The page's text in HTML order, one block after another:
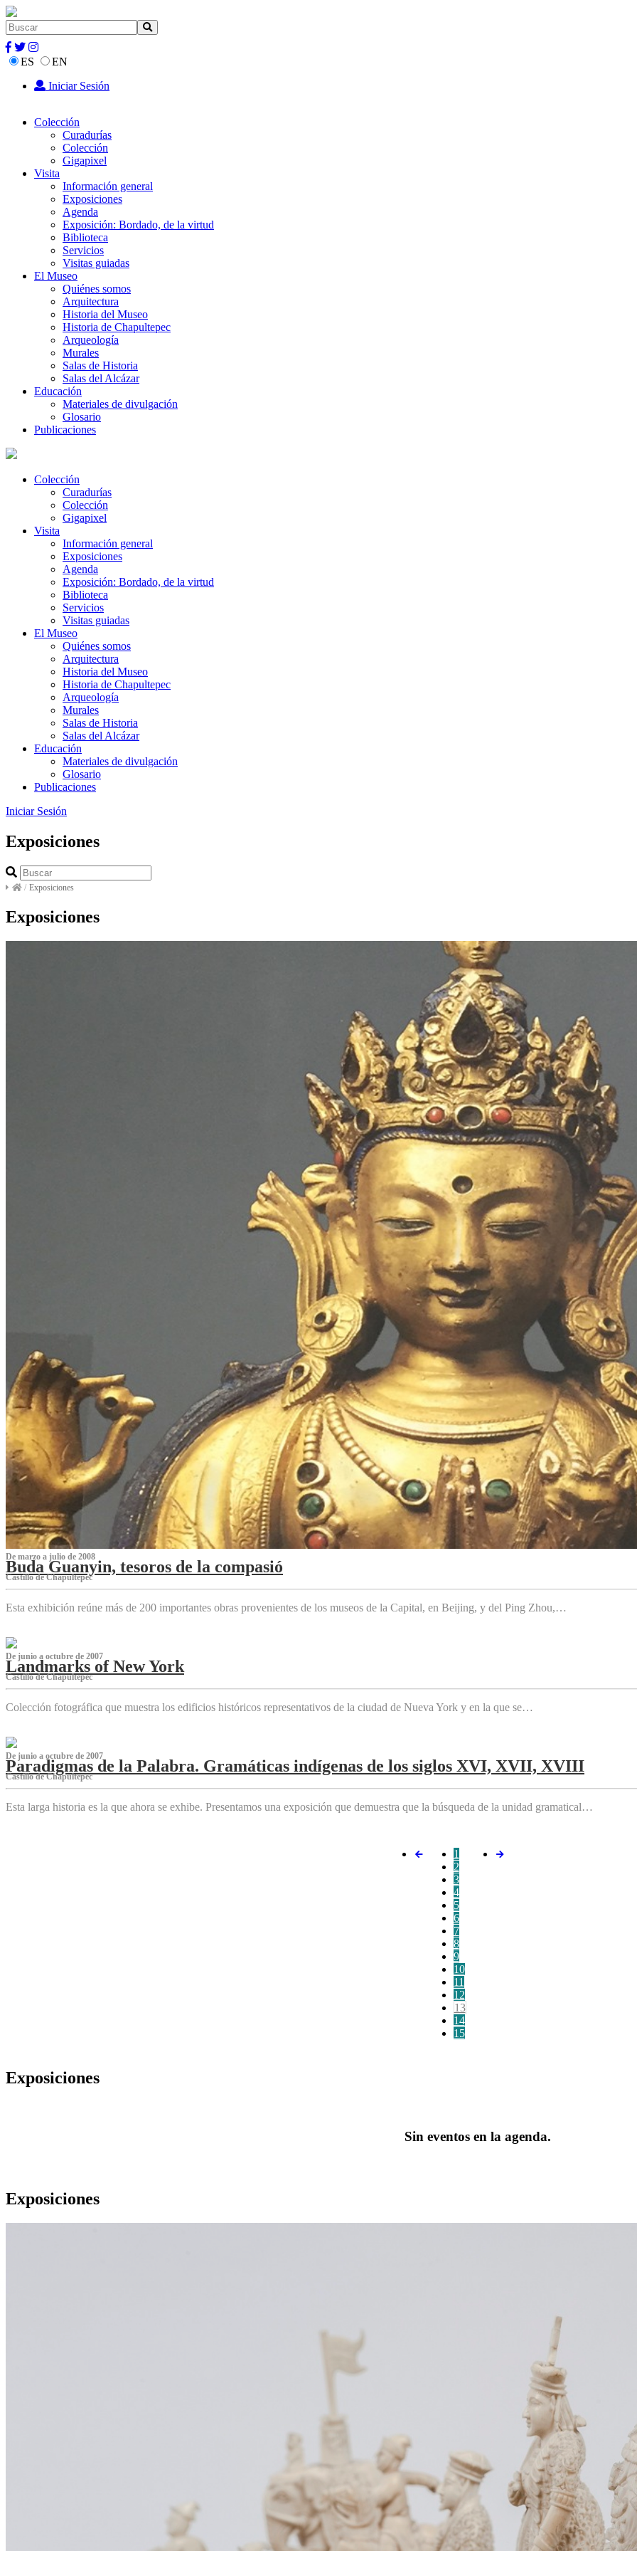
ES
EN
Iniciar Sesión
Colección
Curadurías
Colección
Gigapixel
Visita
Información general
Exposiciones
Agenda
Exposición: Bordado, de la virtud
Biblioteca
Servicios
Visitas guiadas
El Museo
Quiénes somos
Arquitectura
Historia del Museo
Historia de Chapultepec
Arqueología
Murales
Salas de Historia
Salas del Alcázar
Educación
Materiales de divulgación
Glosario
Publicaciones
Colección
Curadurías
Colección
Gigapixel
Visita
Información general
Exposiciones
Agenda
Exposición: Bordado, de la virtud
Biblioteca
Servicios
Visitas guiadas
El Museo
Quiénes somos
Arquitectura
Historia del Museo
Historia de Chapultepec
Arqueología
Murales
Salas de Historia
Salas del Alcázar
Educación
Materiales de divulgación
Glosario
Publicaciones
Iniciar Sesión
Exposiciones
/ Exposiciones
Exposiciones
De marzo a julio de 2008
Buda Guanyin, tesoros de la compasió
Castillo de Chapultepec
Esta exhibición reúne más de 200 importantes obras provenientes de los museos de la Capital, en Beijing, y del Ping Zhou,…
De junio a octubre de 2007
Landmarks of New York
Castillo de Chapultepec
Colección fotográfica que muestra los edificios históricos representativos de la ciudad de Nueva York y en la que se…
De junio a octubre de 2007
Paradigmas de la Palabra. Gramáticas indígenas de los siglos XVI, XVII, XVIII
Castillo de Chapultepec
Esta larga historia es la que ahora se exhibe. Presentamos una exposición que demuestra que la búsqueda de la unidad gramatical…
1
2
3
4
5
6
7
8
9
10
11
12
13
14
15
Exposiciones
Sin eventos en la agenda.
Exposiciones